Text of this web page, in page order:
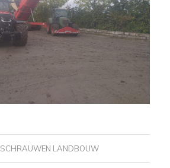
SCHRAUWEN LANDBOUW